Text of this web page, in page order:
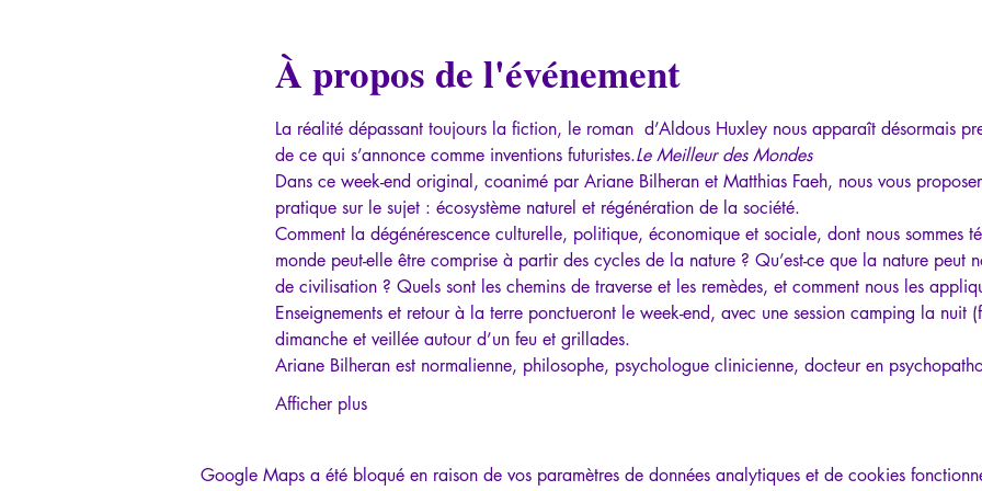
À propos de l'événement
La réalité dépassant toujours la fiction, le roman d’Aldous Huxley nous apparaît désormais
de ce qui s’annonce comme inventions futuristes.Le Meilleur des Mondes
Dans ce week-end original, coanimé par Ariane Bilheran et Matthias Faeh, nous vous
pratique sur le sujet : écosystème naturel et régénération de la société.
Comment la dégénérescence culturelle, politique, économique et sociale, dont nous sommes
monde peut-elle être comprise à partir des cycles de la nature ? Qu’est-ce que la nature peut
de civilisation ? Quels sont les chemins de traverse et les remèdes, et comment nous les
Enseignements et retour à la terre ponctueront le week-end, avec une session camping la
dimanche et veillée autour d’un feu et grillades.
Ariane Bilheran est normalienne, philosophe, psychologue clinicienne, docteur en
Afficher plus
Google Maps a été bloqué en raison de vos paramètres de données analytiques et de cookies